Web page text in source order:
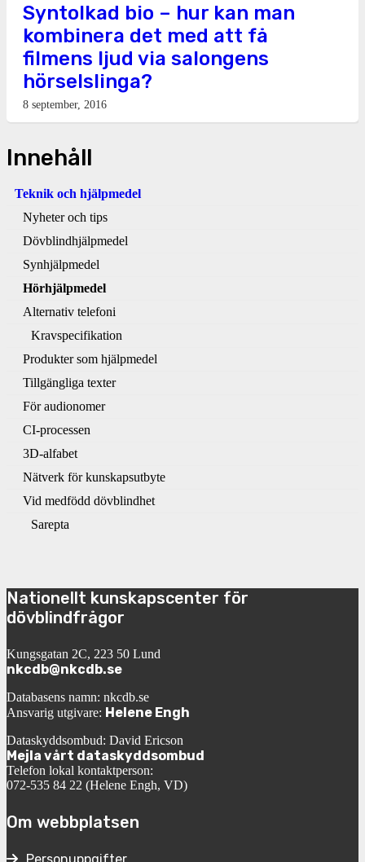
Syntolkad bio – hur kan man
kombinera det med att få
filmens ljud via salongens
hörselslinga?
8 september, 2016
Innehåll
Teknik och hjälpmedel
Nyheter och tips
Dövblindhjälpmedel
Synhjälpmedel
Hörhjälpmedel
Alternativ telefoni
Kravspecifikation
Produkter som hjälpmedel
Tillgängliga texter
För audionomer
CI-processen
3D-alfabet
Nätverk för kunskapsutbyte
Vid medfödd dövblindhet
Sarepta
Nationellt kunskapscenter för
dövblindfrågor
Kungsgatan 2C, 223 50 Lund
nkcdb@nkcdb.se
Databasens namn: nkcdb.se
Ansvarig utgivare: Helene Engh
Dataskyddsombud: David Ericson
Mejla vårt dataskyddsombud
Telefon lokal kontaktperson:
072-535 84 22 (Helene Engh, VD)
Om webbplatsen
Personuppgifter